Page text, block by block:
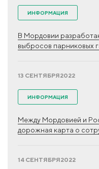
ИНФОРМАЦИЯ
В Мордовии
выбросов парниковых
13 СЕНТЯБРЯ2022
ИНФОРМАЦИЯ
Между Мордовией и
дорожная карта о
14 СЕНТЯБРЯ2022